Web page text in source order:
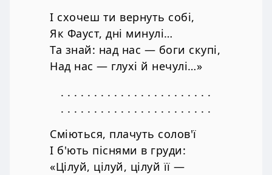
І схочеш ти вернуть собі,
Як Фауст, дні минулі…
Та знай: над нас — боги скупі,
Над нас — глухі й нечулі…»
. . . . . . . . . . . . . . . . . . . . . . .
. . . . . . . . . . . . . . . . . . . . . . .
Сміються, плачуть солов'ї
І б'ють піснями в груди:
«Цілуй, цілуй, цілуй її —